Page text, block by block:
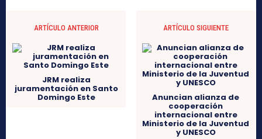
ARTÍCULO ANTERIOR
JRM realiza
juramentación en Santo
Domingo Este
ARTÍCULO SIGUIENTE
Anuncian alianza de
cooperación
internacional entre
Ministerio de la Juventud
y UNESCO